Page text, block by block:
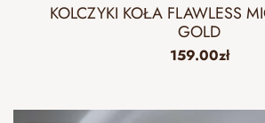
KOLCZYKI KOŁA FLAWLESS
GOLD
159.00zł